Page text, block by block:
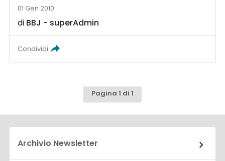
01 Gen 2010
di BBJ - superAdmin
Condividi
Pagina 1 di 1
Archivio Newsletter